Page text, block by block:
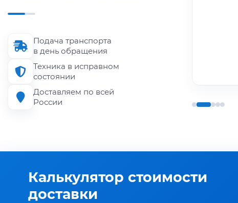
Подача транспорта
в день обращения
Техника в исправном
состоянии
Доставляем по всей
России
Грузоподъёмность
до 1.5 т
Калькулятор стоимости
доставки